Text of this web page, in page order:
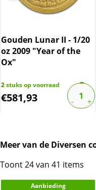
Gouden Lunar II - 1/20
oz 2009 "Year of the
Ox"
2stuks op voorraad
€581,93
Meer van de Diversen
Toont 24 van 41 items
Aanbieding